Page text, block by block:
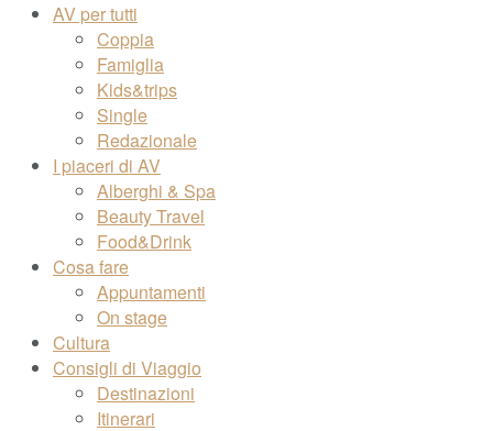
AV per tutti
Coppia
Famiglia
Kids&trips
Single
Redazionale
I piaceri di AV
Alberghi & Spa
Beauty Travel
Food&Drink
Cosa fare
Appuntamenti
On stage
Cultura
Consigli di Viaggio
Destinazioni
Itinerari